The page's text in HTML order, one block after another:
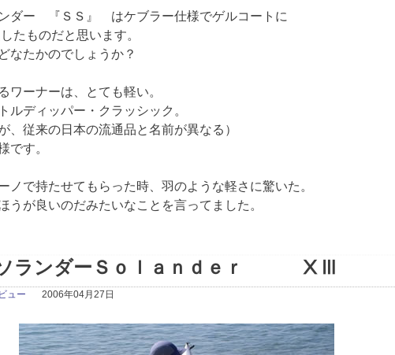
ダー 『ＳＳ』 はケブラー仕様でゲルコートに
たものだと思います。
なたかのでしょうか？
ーナーは、とても軽い。
ルディッパー・クラッシック。
、従来の日本の流通品と名前が異なる）
です。
で持たせてもらった時、羽のような軽さに驚いた。
うが良いのだみたいなことを言ってました。
ソランダーＳｏｌａｎｄｅｒ ⅩⅢ
ュー 2006年04月27日